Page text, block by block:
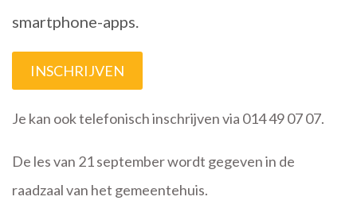
smartphone-apps.
INSCHRIJVEN
Je kan ook telefonisch inschrijven via 014 49 07 07.
De les van 21 september wordt gegeven in de
raadzaal van het gemeentehuis.